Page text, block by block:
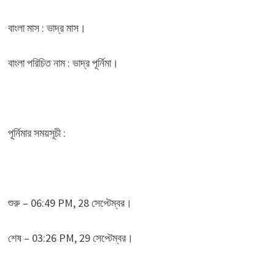
বাংলা মাস : ভাদ্র মাস।
বাংলা পরিচিত নাম : ভাদ্র পূর্নিমা।
পূর্নিমার সময়সূচী :
শুরু – 06:49 PM, 28 সেপ্টেম্বর।
শেষ – 03:26 PM, 29 সেপ্টেম্বর।